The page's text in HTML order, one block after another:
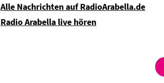
Alle Nachrichten auf RadioArabella.de
Radio Arabella live hören